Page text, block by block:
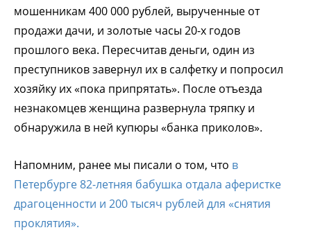
мошенникам 400 000 рублей, вырученные от
продажи дачи, и золотые часы 20-х годов
прошлого века. Пересчитав деньги, один из
преступников завернул их в салфетку и попросил
хозяйку их «пока припрятать». После отъезда
незнакомцев женщина развернула тряпку и
обнаружила в ней купюры «банка приколов».
Напомним, ранее мы писали о том, что в
Петербурге 82-летняя бабушка отдала аферистке
драгоценности и 200 тысяч рублей для «снятия
проклятия».